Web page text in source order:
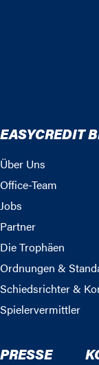
EASYCREDIT
Über Uns
Office-Team
Jobs
Partner
Die Trophäen
Ordnungen &
Schiedsrichter &
Spielervermittler
PRESSE